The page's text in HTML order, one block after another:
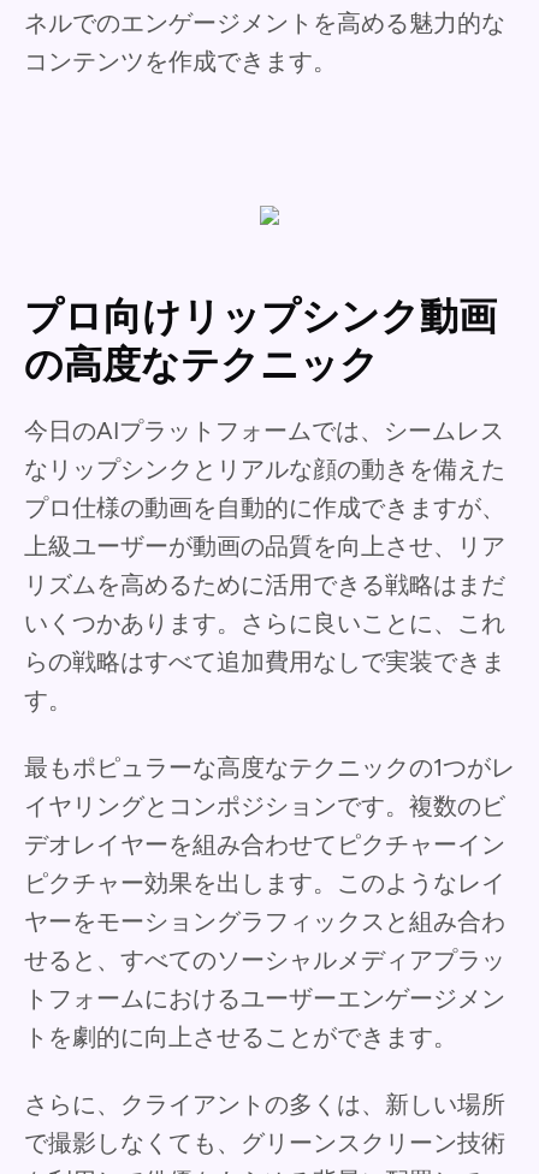
ネルでのエンゲージメントを高める魅力的な
コンテンツを作成できます。
プロ向けリップシンク動画
の高度なテクニック
今日のAIプラットフォームでは、シームレス
なリップシンクとリアルな顔の動きを備えた
プロ仕様の動画を自動的に作成できますが、
上級ユーザーが動画の品質を向上させ、リア
リズムを高めるために活用できる戦略はまだ
いくつかあります。さらに良いことに、これ
らの戦略はすべて追加費用なしで実装できま
す。
最もポピュラーな高度なテクニックの1つがレ
イヤリングとコンポジションです。複数のビ
デオレイヤーを組み合わせてピクチャーイン
ピクチャー効果を出します。このようなレイ
ヤーをモーショングラフィックスと組み合わ
せると、すべてのソーシャルメディアプラッ
トフォームにおけるユーザーエンゲージメン
トを劇的に向上させることができます。
さらに、クライアントの多くは、新しい場所
で撮影しなくても、グリーンスクリーン技術